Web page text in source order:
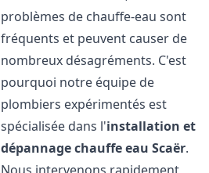
problèmes de chauffe-eau sont
fréquents et peuvent causer de
nombreux désagréments. C'est
pourquoi notre équipe de
plombiers expérimentés est
spécialisée dans l'installation et
dépannage chauffe eau Scaër.